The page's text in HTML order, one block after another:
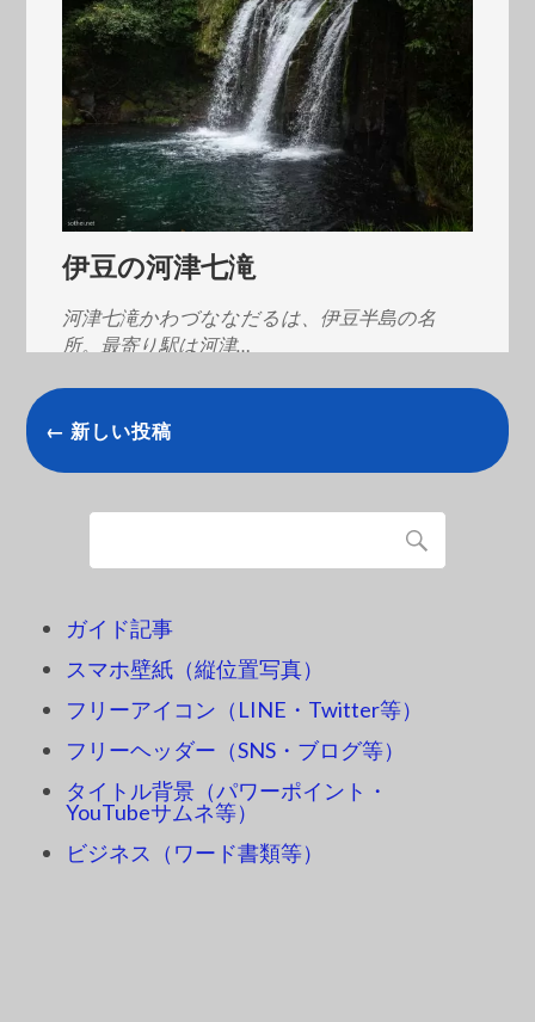
伊豆の河津七滝
河津七滝かわづななだるは、伊豆半島の名
所。最寄り駅は河津…
← 新しい投稿
ガイド記事
スマホ壁紙（縦位置写真）
フリーアイコン（LINE・Twitter等）
フリーヘッダー（SNS・ブログ等）
タイトル背景（パワーポイント・
YouTubeサムネ等）
ビジネス（ワード書類等）